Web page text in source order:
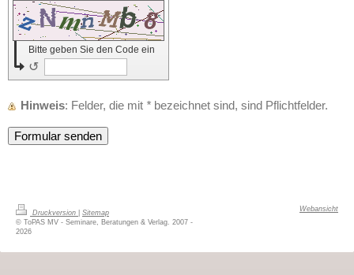
Bitte geben Sie den Code ein
↺
Hinweis : Felder, die mit * bezeichnet sind, sind Pflichtfelder.
Druckversion
Sitemap
© ToPAS MV - Seminare, Beratungen & Verlag. 2007 -
2026
Webansicht